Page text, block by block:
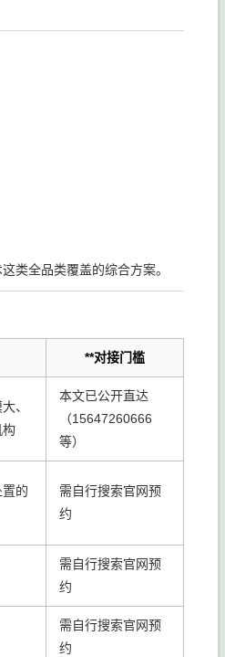
类全品类覆盖的综合方案。
**对接门槛
、
构
本文已公开直达
（15647260666
等）
的
需自行搜索官网预
约
需自行搜索官网预
约
需自行搜索官网预
约